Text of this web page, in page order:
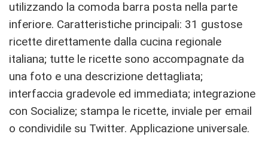
utilizzando la comoda barra posta nella parte
inferiore. Caratteristiche principali: 31 gustose
ricette direttamente dalla cucina regionale
italiana; tutte le ricette sono accompagnate da
una foto e una descrizione dettagliata;
interfaccia gradevole ed immediata; integrazione
con Socialize; stampa le ricette, inviale per email
o condividile su Twitter. Applicazione universale.